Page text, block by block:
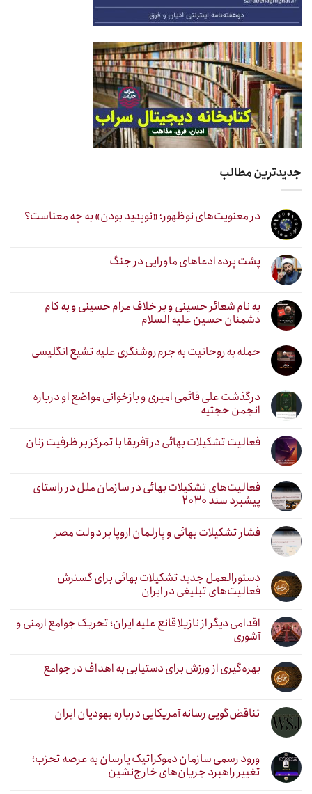
جدیدترین مطالب
در معنویت‌های نوظهور؛ «نوپدید بودن» به چه معناست؟
پشت پرده ادعاهای ماورایی در جنگ
به نام شعائر حسینی و بر خلاف مرام حسینی و به کام
دشمنان حسین علیه السلام
حمله به روحانیت به جرم روشنگری علیه تشیع انگلیسی
درگذشت علی قائمی امیری و بازخوانی مواضع او درباره
انجمن حجتیه
فعالیت تشکیلات بهائی در آفریقا با تمرکز بر ظرفیت زنان
فعالیت‌های تشکیلات بهائی در سازمان ملل در راستای
پیشبرد سند ۲۰۳۰
فشار تشکیلات بهائی و پارلمان اروپا بر دولت مصر
دستورالعمل جدید تشکیلات بهائی برای گسترش
فعالیت‌های تبلیغی در ایران
اقدامی دیگر از نازیلا قانع علیه ایران؛ تحریک جوامع ارمنی و
آشوری
بهره‌گیری از ورزش برای دستیابی به اهداف در جوامع
تناقض‌گویی رسانه آمریکایی درباره یهودیان ایران
ورود رسمی سازمان دموکراتیک یارسان به عرصه تحزب؛
تغییر راهبرد جریان‌های خارج‌نشین